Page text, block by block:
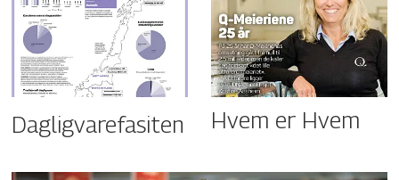
Dagligvarefasiten Hvem er Hvem